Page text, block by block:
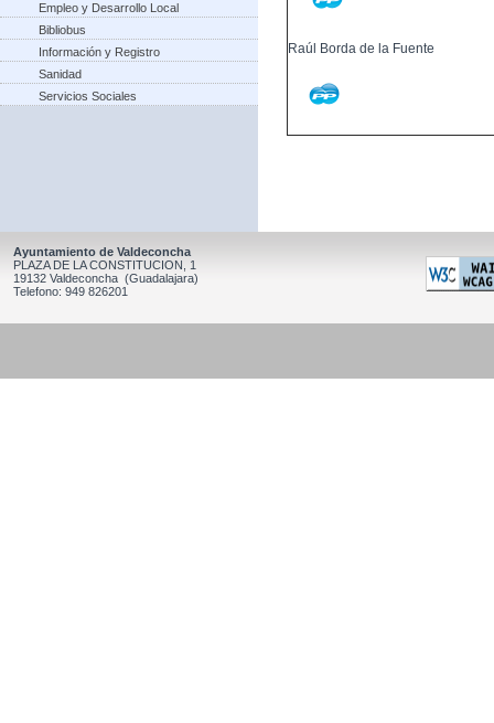
Empleo y Desarrollo Local
Bibliobus
Información y Registro
Sanidad
Servicios Sociales
Raúl Borda de la Fuente
Ayuntamiento de Valdeconcha
PLAZA DE LA CONSTITUCION, 1
19132 Valdeconcha (Guadalajara)
Telefono: 949 826201